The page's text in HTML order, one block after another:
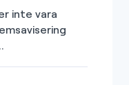
inte vara